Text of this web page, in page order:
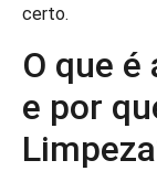
certo.
O que é
e por